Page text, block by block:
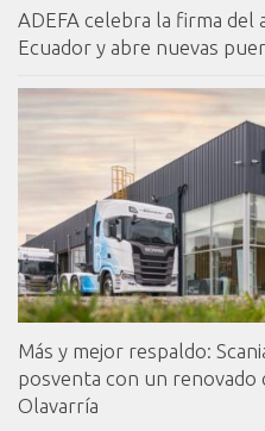
ADEFA celebra la firma
Ecuador y abre nuevas
Más y mejor respaldo:
posventa con un renovado
Olavarría